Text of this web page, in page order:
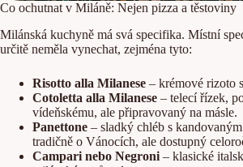
Co ochutnat v Miláně: Nejen pizza a těstoviny
Milánská kuchyně má svá specifika. Místní
určitě neměla vynechat, zejména tyto:
Risotto alla Milanese – krémové rizoto
Cotoletta alla Milanese – telecí řízek,
vídeňskému, ale připravovaný na másle.
Panettone – sladký chléb s
tradičně o Vánocích, ale dostupný
Campari nebo Negroni – klasické